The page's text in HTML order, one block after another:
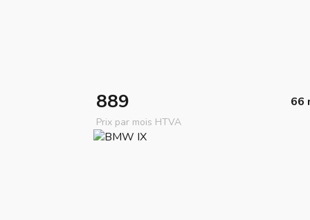
889 66
Prix par mois HTVA